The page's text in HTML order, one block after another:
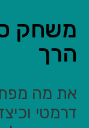
משחק
הרך
את מה
דרמטי